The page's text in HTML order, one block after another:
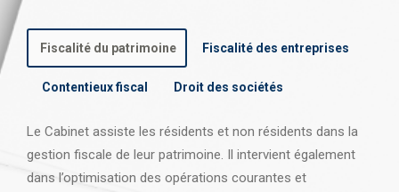
Fiscalité du patrimoine Fiscalité des entreprises
Contentieux fiscal Droit des sociétés
Le Cabinet assiste les résidents et non résidents dans la
gestion fiscale de leur patrimoine. Il intervient également
dans l’optimisation des opérations courantes et